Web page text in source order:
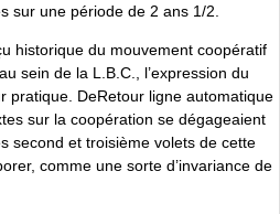
sur une période de 2 ans 1/2.
historique du mouvement coopératif
sein de la L.B.C., l’expression du
pratique. DeRetour ligne automatique
sur la coopération se dégageaient
second et troisième volets de cette
comme une sorte d’invariance de